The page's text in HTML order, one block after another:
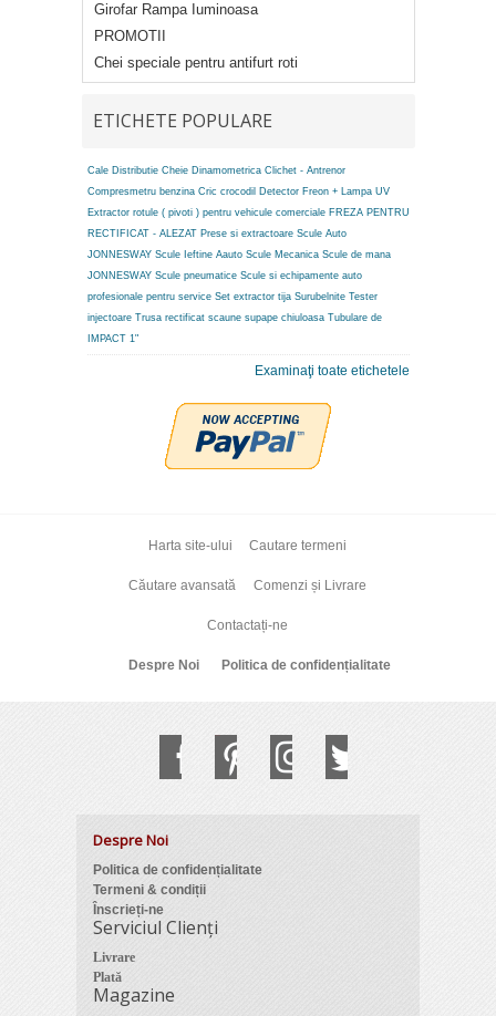
Girofar Rampa Iuminoasa
PROMOTII
Chei speciale pentru antifurt roti
ETICHETE POPULARE
Cale Distributie Cheie Dinamometrica Clichet - Antrenor
Compresmetru benzina Cric crocodil Detector Freon + Lampa UV
Extractor rotule ( pivoti ) pentru vehicule comerciale FREZA PENTRU
RECTIFICAT - ALEZAT Prese si extractoare Scule Auto
JONNESWAY Scule Ieftine Aauto Scule Mecanica Scule de mana
JONNESWAY Scule pneumatice Scule si echipamente auto
profesionale pentru service Set extractor tija Surubelnite Tester
injectoare Trusa rectificat scaune supape chiuloasa Tubulare de
IMPACT 1"
Examinaţi toate etichetele
Harta site-ului Cautare termeni
Căutare avansată Comenzi și Livrare
Contactați-ne
Despre Noi Politica de confidențialitate
Despre Noi
Politica de confidențialitate
Termeni & condiții
Înscrieți-ne
Serviciul Clienți
Livrare
Plată
Magazine